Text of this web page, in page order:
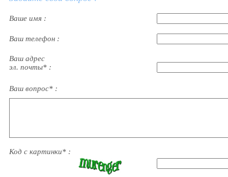
Ваше имя :
Ваш телефон :
Ваш адрес
эл. почты* :
Ваш вопрос* :
Код с картинки* :